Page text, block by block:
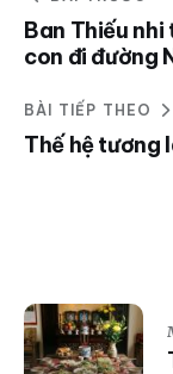
Ban Thiếu nhi
con đi đường
BÀI TIẾP THEO
Thế hệ tương